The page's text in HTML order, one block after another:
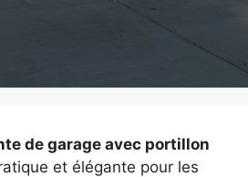
de garage avec portillon
et élégante pour les